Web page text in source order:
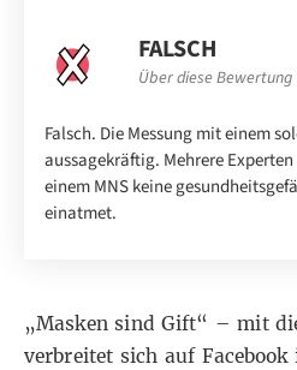
FALSCH
Über diese Bewertung
Falsch. Die Messung mit einem
aussagekräftig. Mehrere
einem MNS keine
einatmet.
„Masken sind Gift“ – mit
verbreitet sich auf Facebook